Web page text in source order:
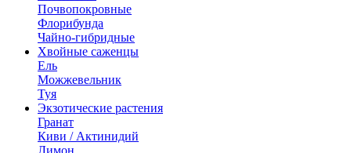
Почвопокровные
Флорибунда
Чайно-гибридные
Хвойные саженцы
Ель
Можжевельник
Туя
Экзотические растения
Гранат
Киви / Актинидий
Лимон